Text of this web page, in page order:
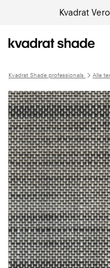
Kvadrat
Kvadrat Shade professionals Alle